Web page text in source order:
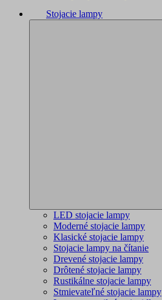
Stojacie lampy
LED stojacie lampy
Moderné stojacie lampy
Klasické stojacie lampy
Stojacie lampy na čítanie
Drevené stojacie lampy
Drôtené stojacie lampy
Rustikálne stojacie lampy
Stmievateľné stojacie lampy